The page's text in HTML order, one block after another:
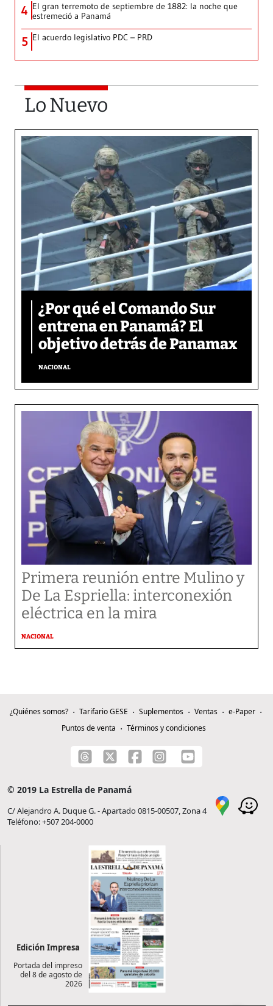
4 El gran terremoto de septiembre de 1882: la noche que
estremeció a Panamá
5 El acuerdo legislativo PDC – PRD
Lo Nuevo
¿Por qué el Comando Sur
entrena en Panamá? El
objetivo detrás de Panamax
NACIONAL
Primera reunión entre Mulino y
De La Espriella: interconexión
eléctrica en la mira
NACIONAL
¿Quiénes somos? Tarifario GESE Suplementos Ventas
e-Paper
Puntos de venta
Términos y condiciones
© 2019 La Estrella de Panamá
C/ Alejandro A. Duque G. - Apartado 0815-00507, Zona 4
Teléfono: +507 204-0000
Edición Impresa
Portada del impreso
del 8 de agosto de
2026